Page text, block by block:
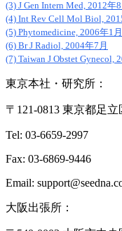
(3) J Gen Intern Med, 2012年8
(4) Int Rev Cell Mol Biol,
(5) Phytomedicine, 2006年1月
(6) Br J Radiol, 2004年7月
(7) Taiwan J Obstet Gynecol,
東京本社・研究所：
〒121-0813 東京都足
Tel: 03-6659-2997
Fax: 03-6869-9446
Email:
大阪出張所：